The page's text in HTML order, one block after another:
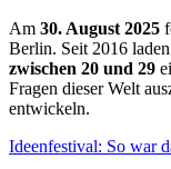
Am 30. August 2025
Berlin. Seit 2016
zwischen 20 und 29
Fragen dieser Welt
entwickeln.
Ideenfestival: So war